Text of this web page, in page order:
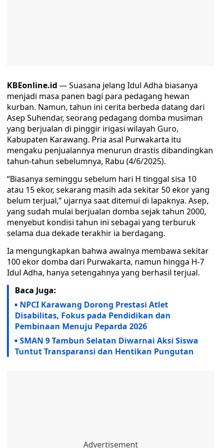
KBEonline.id — Suasana jelang Idul Adha biasanya
menjadi masa panen bagi para pedagang hewan
kurban. Namun, tahun ini cerita berbeda datang dari
Asep Suhendar, seorang pedagang domba musiman
yang berjualan di pinggir irigasi wilayah Guro,
Kabupaten Karawang. Pria asal Purwakarta itu
mengaku penjualannya menurun drastis dibandingkan
tahun-tahun sebelumnya, Rabu (4/6/2025).
“Biasanya seminggu sebelum hari H tinggal sisa 10
atau 15 ekor, sekarang masih ada sekitar 50 ekor yang
belum terjual,” ujarnya saat ditemui di lapaknya. Asep,
yang sudah mulai berjualan domba sejak tahun 2000,
menyebut kondisi tahun ini sebagai yang terburuk
selama dua dekade terakhir ia berdagang.
Ia mengungkapkan bahwa awalnya membawa sekitar
100 ekor domba dari Purwakarta, namun hingga H-7
Idul Adha, hanya setengahnya yang berhasil terjual.
Baca Juga:
NPCI Karawang Dorong Prestasi Atlet
Disabilitas, Fokus pada Pendidikan dan
Pembinaan Menuju Peparda 2026
SMAN 9 Tambun Selatan Diwarnai Aksi Siswa
Tuntut Transparansi dan Hentikan Pungutan